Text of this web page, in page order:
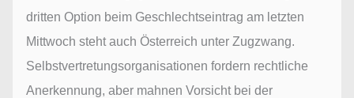
dritten Option beim Geschlechtseintrag am letzten
Mittwoch steht auch Österreich unter Zugzwang.
Selbstvertretungsorganisationen fordern rechtliche
Anerkennung, aber mahnen Vorsicht bei der